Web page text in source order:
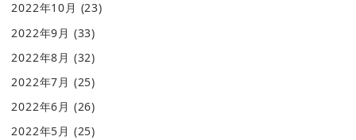
2022年10月 (23)
2022年9月 (33)
2022年8月 (32)
2022年7月 (25)
2022年6月 (26)
2022年5月 (25)